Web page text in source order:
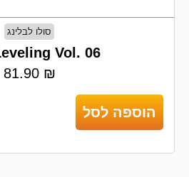
סולו לבלינג
Vol. 06
81.90 ₪
הוספה לסל